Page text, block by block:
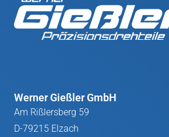
Werner Gießler GmbH
Am Rißlersberg 59
D-79215 Elzach